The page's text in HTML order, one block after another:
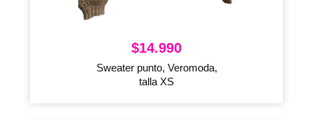
$14.990
Sweater punto, Veromoda,
talla XS